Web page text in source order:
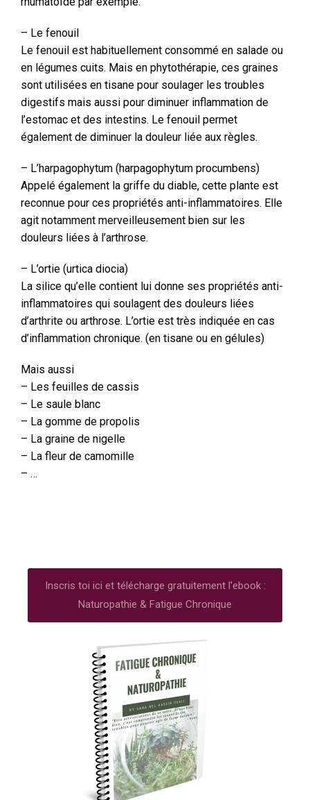
– Le fenouil
Le fenouil est habituellement consommé en salade ou
en légumes cuits. Mais en phytothérapie, ces graines
sont utilisées en tisane pour soulager les troubles
digestifs mais aussi pour diminuer inflammation de
l’estomac et des intestins. Le fenouil permet
également de diminuer la douleur liée aux règles.
– L’harpagophytum (harpagophytum procumbens)
Appelé également la griffe du diable, cette plante est
reconnue pour ces propriétés anti-inflammatoires. Elle
agit notamment merveilleusement bien sur les
douleurs liées à l’arthrose.
– L’ortie (urtica diocia)
La silice qu’elle contient lui donne ses propriétés anti-
inflammatoires qui soulagent des douleurs liées
d’arthrite ou arthrose. L’ortie est très indiquée en cas
d’inflammation chronique. (en tisane ou en gélules)
Mais aussi
– Les feuilles de cassis
– Le saule blanc
– La gomme de propolis
– La graine de nigelle
– La fleur de camomille
– …
Inscris toi ici et télécharge gratuitement l'ebook :
Naturopathie & Fatigue Chronique